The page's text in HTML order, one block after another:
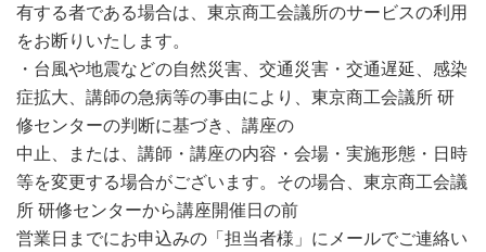
有する者である場合は、東京商工会議所のサービスの利用
をお断りいたします。
・台風や地震などの自然災害、交通災害・交通遅延、感染
症拡大、講師の急病等の事由により、東京商工会議所 研
修センターの判断に基づき、講座の
中止、または、講師・講座の内容・会場・実施形態・日時
等を変更する場合がございます。その場合、東京商工会議
所 研修センターから講座開催日の前
営業日までにお申込みの「担当者様」にメールでご連絡い